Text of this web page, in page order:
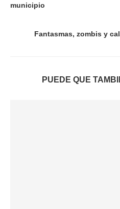
municipio
Fantasmas, zombis y
PUEDE QUE